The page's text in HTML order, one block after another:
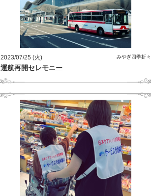
2023/07/25 (火) みやぎ四季折々
運航再開セレモニー